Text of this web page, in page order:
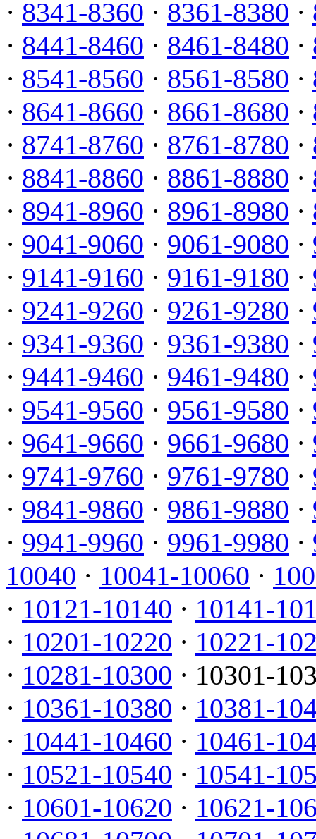
· 8341-8360 · 8361-8380 ·
· 8441-8460 · 8461-8480 ·
· 8541-8560 · 8561-8580 ·
· 8641-8660 · 8661-8680 ·
· 8741-8760 · 8761-8780 ·
· 8841-8860 · 8861-8880 ·
· 8941-8960 · 8961-8980 ·
· 9041-9060 · 9061-9080 ·
· 9141-9160 · 9161-9180 ·
· 9241-9260 · 9261-9280 ·
· 9341-9360 · 9361-9380 ·
· 9441-9460 · 9461-9480 ·
· 9541-9560 · 9561-9580 ·
· 9641-9660 · 9661-9680 ·
· 9741-9760 · 9761-9780 ·
· 9841-9860 · 9861-9880 ·
· 9941-9960 · 9961-9980 ·
10040 · 10041-10060 ·
· 10121-10140 · 10141-
· 10201-10220 · 10221-
· 10281-10300 · 10301-
· 10361-10380 · 10381-
· 10441-10460 · 10461-
· 10521-10540 · 10541-
· 10601-10620 · 10621-